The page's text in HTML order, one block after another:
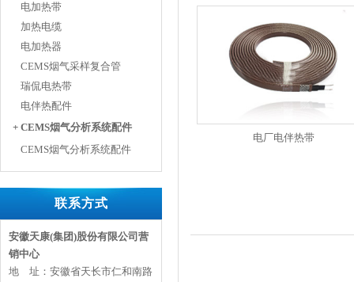
电加热带
加热电缆
电加热器
CEMS烟气采样复合管
瑞侃电热带
电伴热配件
+ CEMS烟气分析系统配件
CEMS烟气分析系统配件
联系方式
安徽天康(集团)股份有限公司营
销中心
地 址：安徽省天长市仁和南路
电厂电伴热带